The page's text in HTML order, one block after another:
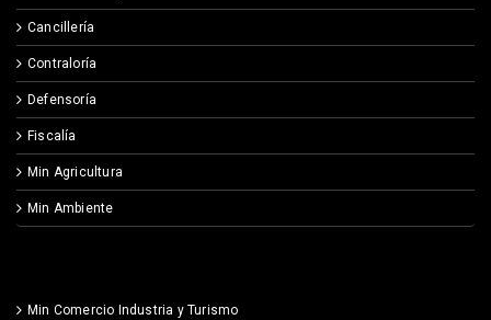
Cancillería
Contraloría
Defensoría
Fiscalía
Min Agricultura
Min Ambiente
Min Comercio Industria y Turismo